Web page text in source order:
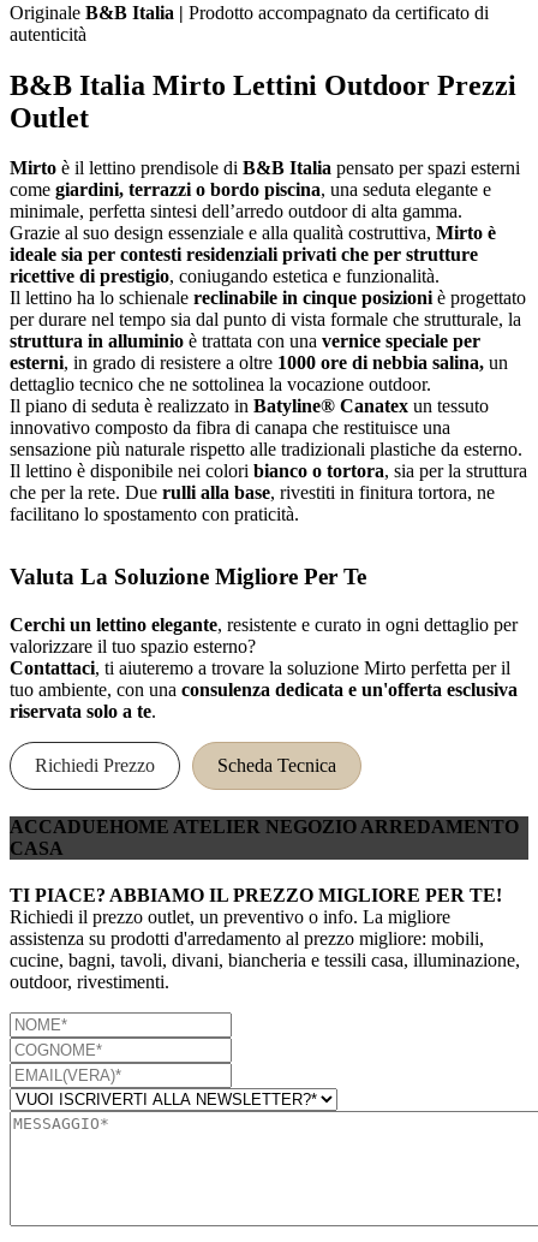
Originale B&B Italia | Prodotto accompagnato da certificato di
autenticità
B&B Italia Mirto Lettini Outdoor Prezzi
Outlet
Mirto è il lettino prendisole di B&B Italia pensato per spazi esterni
come giardini, terrazzi o bordo piscina, una seduta elegante e
minimale, perfetta sintesi dell’arredo outdoor di alta gamma.
Grazie al suo design essenziale e alla qualità costruttiva, Mirto è
ideale sia per contesti residenziali privati che per strutture
ricettive di prestigio, coniugando estetica e funzionalità.
Il lettino ha lo schienale reclinabile in cinque posizioniè progettato
per durare nel tempo sia dal punto di vista formale che strutturale, la
struttura in alluminio è trattata con una vernice speciale per
esterni, in grado di resistere a oltre 1000 ore di nebbia salina, un
dettaglio tecnico che ne sottolinea la vocazione outdoor.
Il piano di seduta è realizzato in Batyline® Canatex un tessuto
innovativo composto da fibra di canapa che restituisce una
sensazione più naturale rispetto alle tradizionali plastiche da esterno.
Il lettino è disponibile nei colori bianco o tortora, sia per la struttura
che per la rete. Due rulli alla base, rivestiti in finitura tortora, ne
facilitano lo spostamento con praticità.
Valuta La Soluzione Migliore Per Te
Cerchi un lettino elegante, resistente e curato in ogni dettaglio per
valorizzare il tuo spazio esterno?
Contattaci, ti aiuteremo a trovare la soluzione Mirto perfetta per il
tuo ambiente, con una consulenza dedicata e un'offerta esclusiva
riservata solo a te.
Richiedi Prezzo Scheda Tecnica
ACCADUEHOME ATELIER NEGOZIO ARREDAMENTO
CASA
TI PIACE? ABBIAMO IL PREZZO MIGLIORE PER TE!
Richiedi il prezzo outlet, un preventivo o info. La migliore
assistenza su prodotti d'arredamento al prezzo migliore: mobili,
cucine, bagni, tavoli, divani, biancheria e tessili casa, illuminazione,
outdoor, rivestimenti.